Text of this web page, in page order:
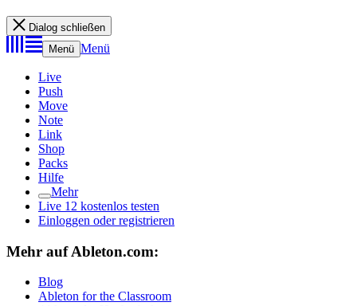
Dialog schließen
Menü Menü
Live
Push
Move
Note
Link
Shop
Packs
Hilfe
Mehr
Live 12 kostenlos testen
Einloggen oder registrieren
Mehr auf Ableton.com:
Blog
Ableton for the Classroom